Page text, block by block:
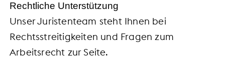
Rechtliche Unterstützung
Unser Juristenteam steht Ihnen bei
Rechtsstreitigkeiten und Fragen zum
Arbeitsrecht zur Seite.